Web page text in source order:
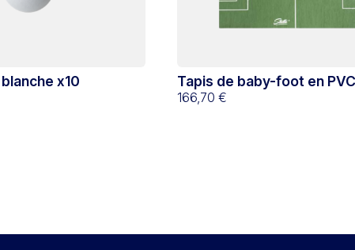
x10
Tapis de baby-foot en
tracé
166,70 €